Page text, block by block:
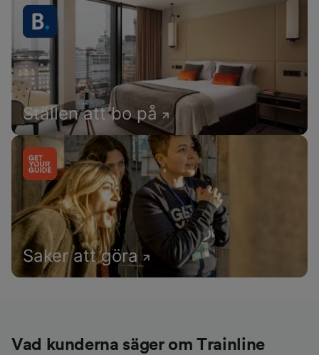
Ställen att bo på
Saker att göra
Vad kunderna säger om Trainline